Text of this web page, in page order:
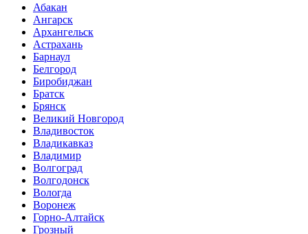
Абакан
Ангарск
Архангельск
Астрахань
Барнаул
Белгород
Биробиджан
Братск
Брянск
Великий Новгород
Владивосток
Владикавказ
Владимир
Волгоград
Волгодонск
Вологда
Воронеж
Горно-Алтайск
Грозный